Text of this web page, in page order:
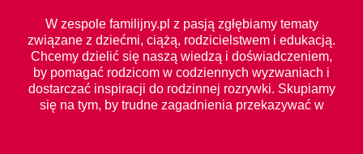
W zespole familijny.pl z pasją zgłębiamy tematy
związane z dziećmi, ciążą, rodzicielstwem i edukacją.
Chcemy dzielić się naszą wiedzą i doświadczeniem,
by pomagać rodzicom w codziennych wyzwaniach i
dostarczać inspiracji do rodzinnej rozrywki. Skupiamy
się na tym, by trudne zagadnienia przekazywać w